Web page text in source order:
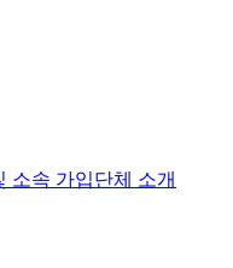
소속 가입단체 소개